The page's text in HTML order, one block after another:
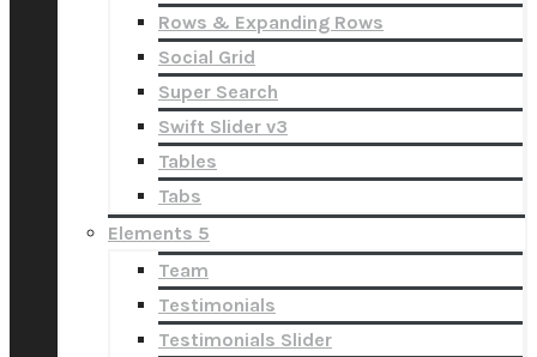
Rows & Expanding Rows
Social Grid
Super Search
Swift Slider v3
Tables
Tabs
Elements 5
Team
Testimonials
Testimonials Slider